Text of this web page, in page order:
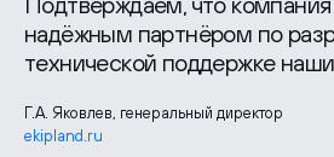
надёжным партнёром по
технической поддержке
Г.А. Яковлев, генеральный директор
ekipland.ru
Лидия Шудрико, руководитель отдела